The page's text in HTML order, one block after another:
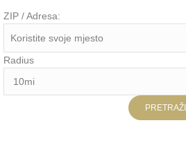
ZIP / Adresa:
Radius